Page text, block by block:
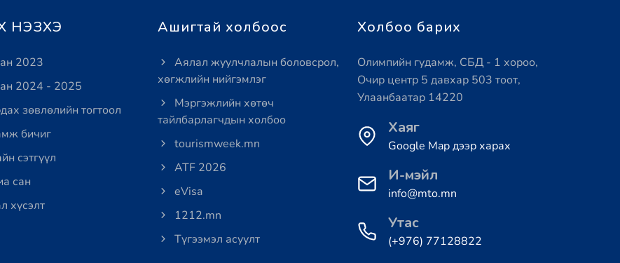
НЭЗХЭ
2023
2024 - 2025
зөвлөлийн тогтоол
бичиг
сэтгүүл
сан
хүсэлт
Ашигтай холбоос
Аялал жуулчлалын боловсрол,
хөгжлийн нийгэмлэг
Мэргэжлийн хөтөч
тайлбарлагчдын холбоо
tourismweek.mn
ATF 2026
eVisa
1212.mn
Түгээмэл асуулт
Холбоо барих
Олимпийн гудамж, СБД - 1 хороо,
Очир центр 5 давхар 503 тоот,
Улаанбаатар 14220
Хаяг
Google Map дээр харах
И-мэйл
info@mto.mn
Утас
(+976) 77128822